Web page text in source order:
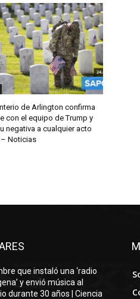
de Arlington confirma
con el equipo de Trump y
negativa a cualquier acto
Noticias
que instaló una ‘radio
y envió música al
durante 30 años | Ciencia